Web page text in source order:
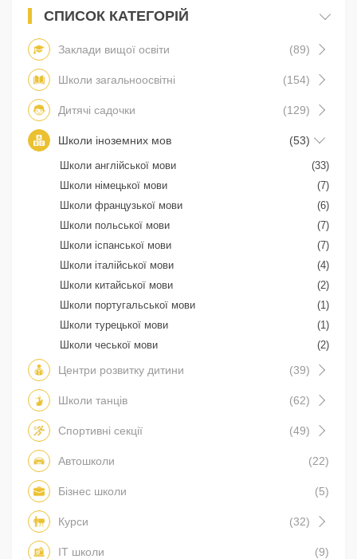
СПИСОК КАТЕГОРІЙ
Заклади вищої освіти (89)
Школи загальноосвітні (154)
Дитячі садочки (129)
Школи іноземних мов (53)
Школи англійської мови
(33)
Школи німецької мови
(7)
Школи французької мови
(6)
Школи польської мови
(7)
Школи іспанської мови
(7)
Школи італійської мови
(4)
Школи китайської мови
(2)
Школи португальської мови
(1)
Школи турецької мови
(1)
Школи чеської мови
(2)
Центри розвитку дитини (39)
Школи танців (62)
Спортивні секції (49)
Автошколи (22)
Бізнес школи (5)
Курси (32)
IT школи (9)